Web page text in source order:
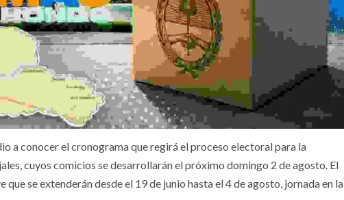
a conocer el cronograma que regirá el proceso electoral para la
cuyos comicios se desarrollarán el próximo domingo 2 de agosto. El
se extenderán desde el 19 de junio hasta el 4 de agosto, jornada en la